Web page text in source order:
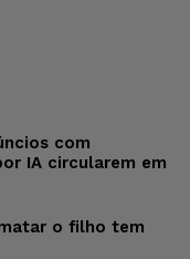
com
IA circularem em
o filho tem